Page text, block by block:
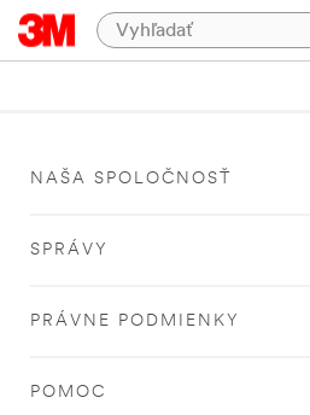
NAŠA SPOLOČNOSŤ
SPRÁVY
PRÁVNE PODMIENKY
POMOC